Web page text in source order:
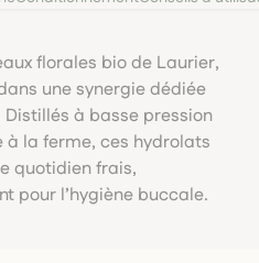
florales bio de Laurier,
une synergie dédiée
à basse pression
la ferme, ces hydrolats
quotidien frais,
pour l’hygiène buccale.